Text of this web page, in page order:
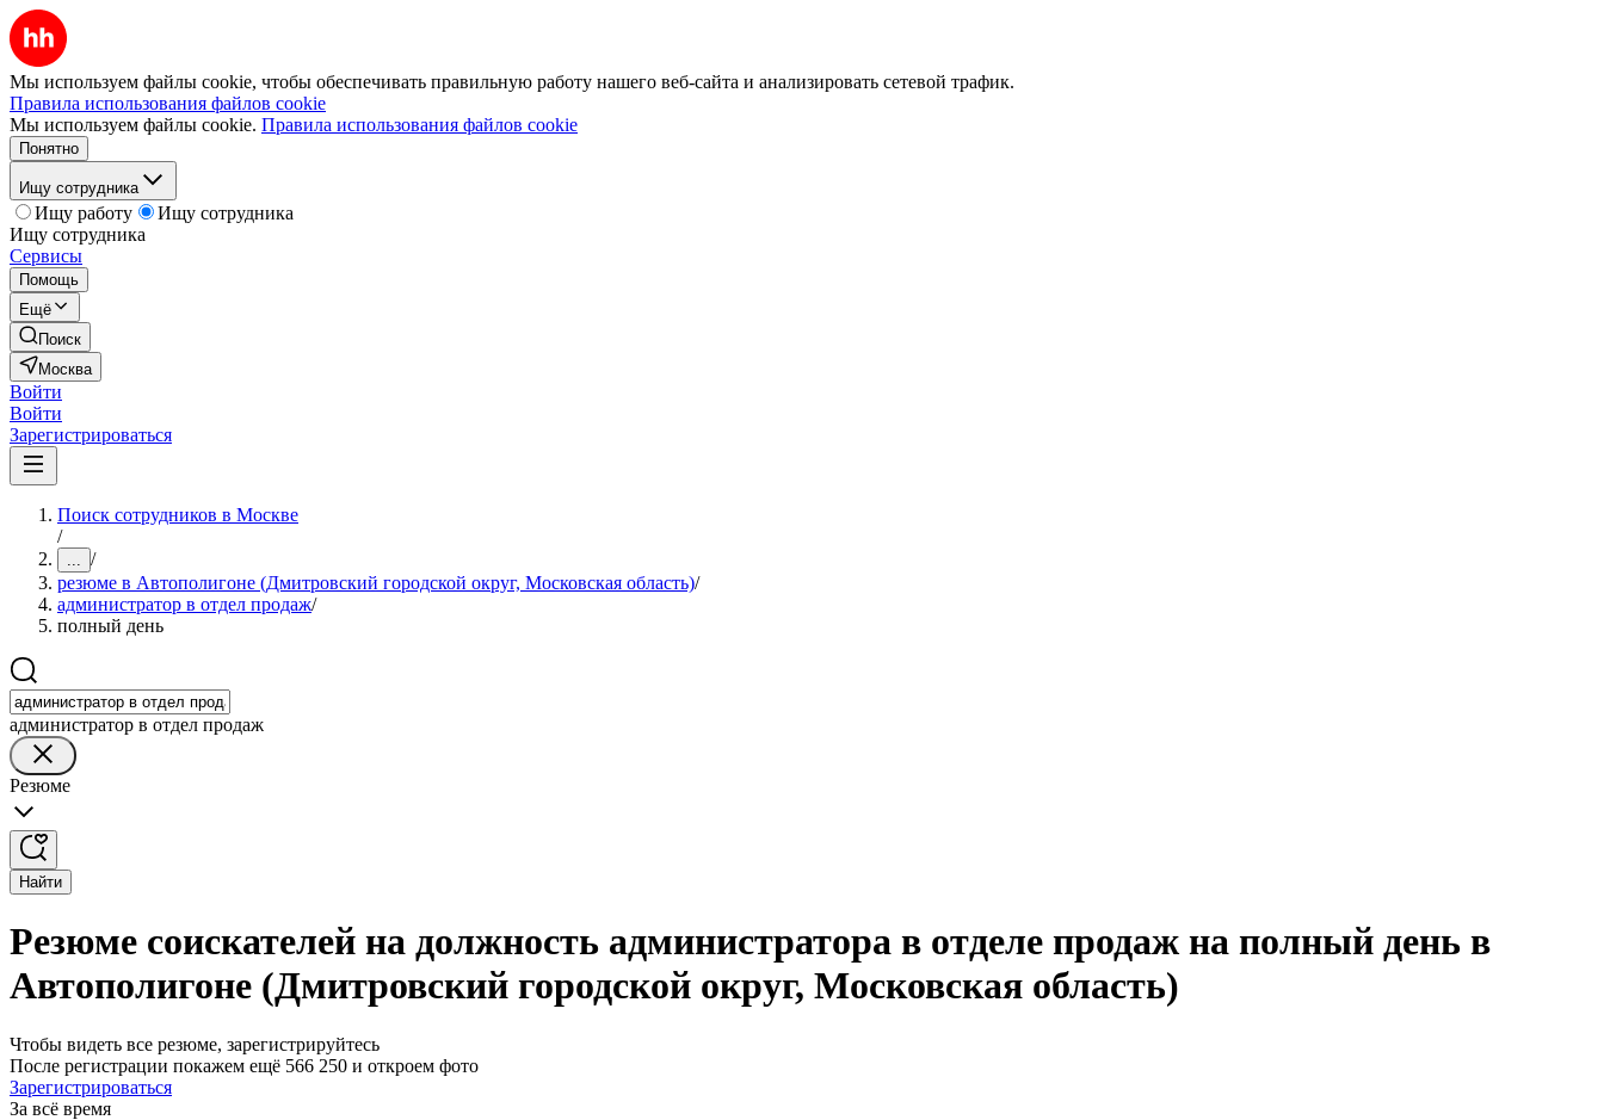
Мы используем файлы cookie, чтобы обеспечивать правильную работу нашего веб-сайта и анализировать сетевой трафик.
Правила использования файлов cookie
Мы используем файлы cookie. Правила использования файлов cookie
Понятно
Ищу сотрудника
Ищу работу
Ищу сотрудника
Ищу сотрудника
Сервисы
Помощь
Ещё
Поиск
Москва
Войти
Войти
Зарегистрироваться
Поиск сотрудников в Москве
/
... /
резюме в Автополигоне (Дмитровский городской округ, Московская область)/
администратор в отдел продаж/
полный день
администратор в отдел продаж
Резюме
Найти
Резюме соискателей на должность администратора в отделе продаж на полный день в
Автополигоне (Дмитровский городской округ, Московская область)
Чтобы видеть все резюме, зарегистрируйтесь
После регистрации покажем ещё 566 250 и откроем фото
Зарегистрироваться
За всё время